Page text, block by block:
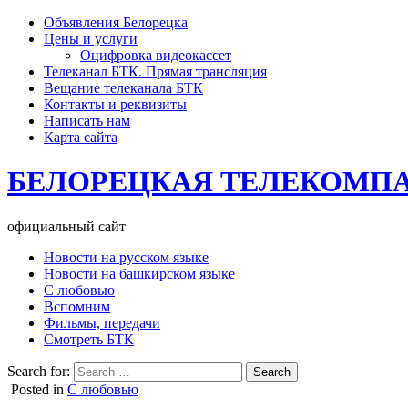
Объявления Белорецка
Цены и услуги
Оцифровка видеокассет
Телеканал БТК. Прямая трансляция
Вещание телеканала БТК
Контакты и реквизиты
Написать нам
Карта сайта
БЕЛОРЕЦКАЯ
официальный сайт
Новости на русском языке
Новости на башкирском языке
С любовью
Вспомним
Фильмы, передачи
Смотреть БТК
Search for:
Posted in С любовью